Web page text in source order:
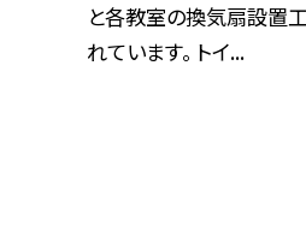
と各教室の換気扇設置
れています。 トイ...